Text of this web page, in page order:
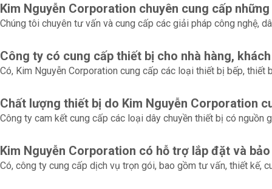
Kim Nguyễn Corporation chuyên cung cấp
Chúng tôi chuyên tư vấn và cung cấp các giải pháp công nghệ,
Công ty có cung cấp thiết bị cho nhà hàng,
Có, Kim Nguyễn Corporation cung cấp các loại thiết bị bếp,
Chất lượng thiết bị do Kim Nguyễn Corporation
Công ty cam kết cung cấp các loại dây chuyền thiết bị có
Kim Nguyễn Corporation có hỗ trợ lắp đặt và
Có, công ty cung cấp dịch vụ trọn gói, bao gồm tư vấn, thiết kế,